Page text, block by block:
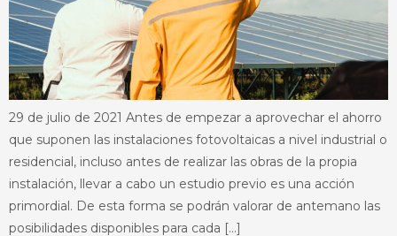
29 de julio de 2021 Antes de empezar a aprovechar el ahorro
que suponen las instalaciones fotovoltaicas a nivel industrial o
residencial, incluso antes de realizar las obras de la propia
instalación, llevar a cabo un estudio previo es una acción
primordial. De esta forma se podrán valorar de antemano las
posibilidades disponibles para cada […]